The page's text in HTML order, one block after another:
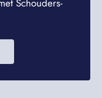
Schouders-